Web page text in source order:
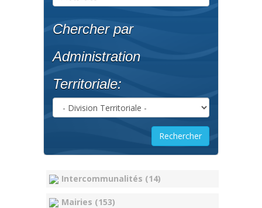
Chercher par
Administration
Territoriale:
Intercommunalités (14)
Mairies (153)